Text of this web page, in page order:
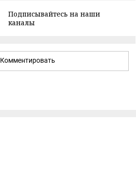
Подписывайтесь на наши
каналы
Комментировать